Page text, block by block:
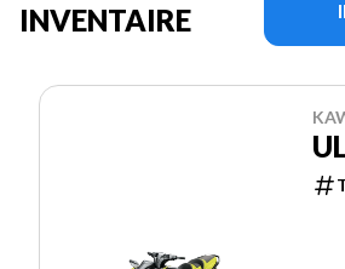
INVENTAIRE